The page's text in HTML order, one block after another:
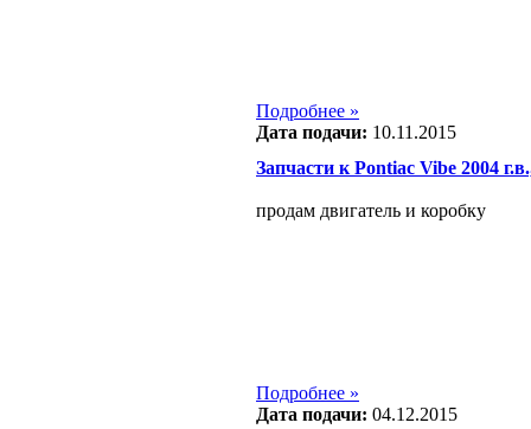
Подробнее »
Дата подачи: 10.11.2015
Запчасти к Pontiac Vibe 2004
продам двигатель и коробку
Подробнее »
Дата подачи: 04.12.2015